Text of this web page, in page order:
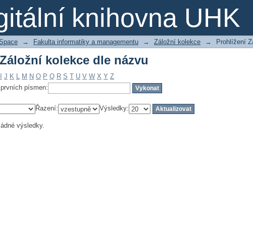
knihovna UHK
kolekce dle názvu
→ Fakulta informatiky a managementu → Záložní kolekce → Prohlížení
kolekce dle názvu
J K L M N O P Q R S T U V W X Y Z
písmen:
Řazení: Výsledky:
výsledky.